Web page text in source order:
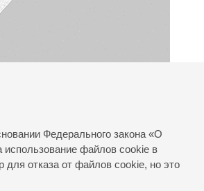
Федерального закона «О
файлов cookie в
для отказа от файлов cookie, но это